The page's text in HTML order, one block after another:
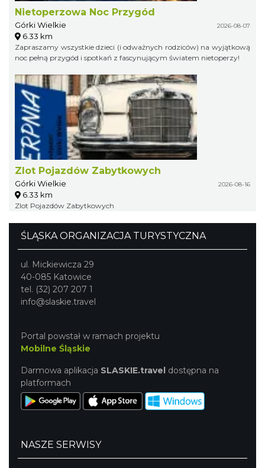
Nietoperzowa Noc Przygód
Górki Wielkie 2026-08-07
6.33 km
Zapraszamy wszystkie dzieci (i odważnych rodziców) na wyjątkową
noc pełną przygód i spotkań z fascynującym światem nietoperzy!
Zlot Pojazdów Zabytkowych
Górki Wielkie 2026-08-16
6.33 km
Zlot Pojazdów Zabytkowych
ŚLĄSKA ORGANIZACJA TURYSTYCZNA
ul. Mickiewicza 29
40-085 Katowice
tel. (32) 207 207 1
info@slaskie.travel
Portal powstał w ramach projektu
Mobilne Śląskie
Darmowa aplikacja SLASKIE.travel dostępna na
platformach
NASZE SERWISY